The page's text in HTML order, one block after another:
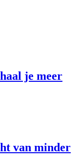
je meer
van minder